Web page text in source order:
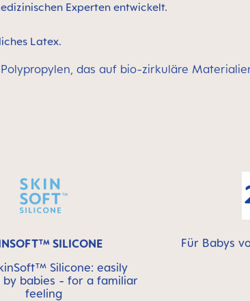
Experten entwickelt.
Latex.
das auf bio-zirkuläre
SILICONE
Silicone: easily
by babies - for a familiar
feeling
Für Babys